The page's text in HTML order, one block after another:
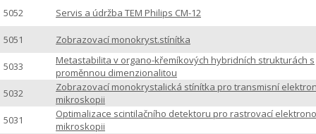
5052
Servis a údržba TEM Philips CM-12
5051 Zobrazovací monokryst.stínítka
5033
Metastabilita v organo-křemíkových hybridních strukturách s
proměnnou dimenzionalitou
5032
Zobrazovací monokrystalická stínítka pro transmisní
mikroskopii
5031
Optimalizace scintilačního detektoru pro rastrovací
mikroskopii